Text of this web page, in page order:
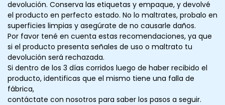
devolución. Conserva las etiquetas y empaque, y devolvé
el producto en perfecto estado. No lo maltrates, probalo en
superficies limpias y asegúrate de no causarle daños.
Por favor tené en cuenta estas recomendaciones, ya que
si el producto presenta señales de uso o maltrato tu
devolución será rechazada.
Si dentro de los 3 días corridos luego de haber recibido el
producto, identificas que el mismo tiene una falla de
fábrica,
contáctate con nosotros para saber los pasos a seguir.